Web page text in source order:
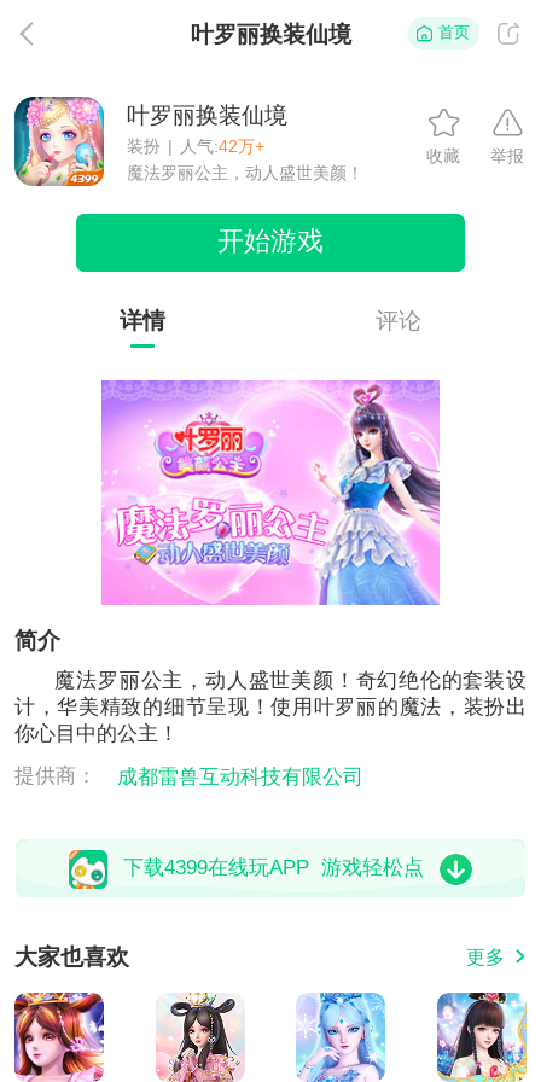
叶罗丽换装仙境 首页
叶罗丽换装仙境
装扮 | 人气:42万+
魔法罗丽公主，动人盛世美颜！
收藏 举报
开始游戏
详情 评论
简介
魔法罗丽公主，动人盛世美颜！奇幻绝伦的套装设
计，华美精致的细节呈现！使用叶罗丽的魔法，装扮出
你心目中的公主！
提供商：
成都雷兽互动科技有限公司
下载4399在线玩APP 游戏轻松点
大家也喜欢 更多